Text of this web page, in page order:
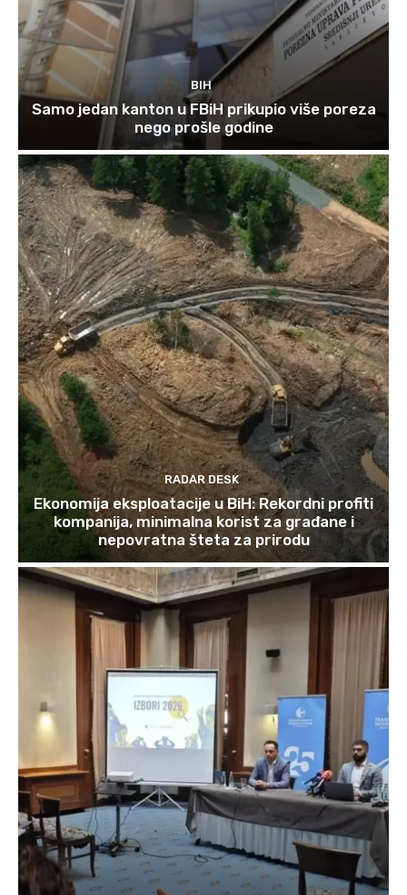
BIH
Samo jedan kanton u FBiH prikupio više poreza
nego prošle godine
RADAR DESK
Ekonomija eksploatacije u BiH: Rekordni profiti
kompanija, minimalna korist za građane i
nepovratna šteta za prirodu